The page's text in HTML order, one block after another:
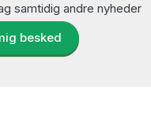
samtidig andre nyheder
besked